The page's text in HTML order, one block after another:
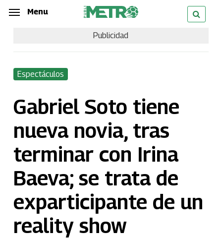
Skip
content
Menu
Publicidad
Espectáculos
Gabriel Soto tiene
nueva novia, tras
terminar con Irina
Baeva; se trata de
exparticipante de un
reality show
Menu